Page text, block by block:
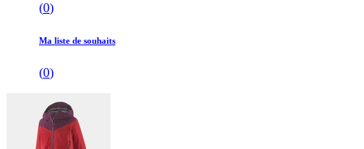
(0)
Ma liste de souhaits
(0)